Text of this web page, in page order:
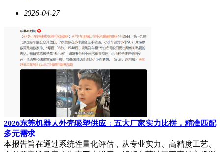
2026-04-27
2026东莞机器人外壳吸塑供应：五大厂家实力比拼，精准匹配
多元需求
本报告旨在通过系统性量化评估，从专业实力、高精度工艺、